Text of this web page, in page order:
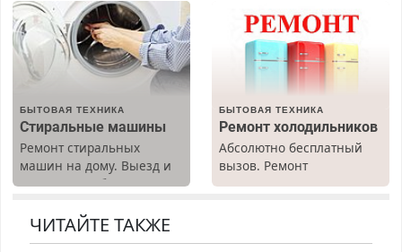
БЫТОВАЯ ТЕХНИКА
Стиральные машины
Ремонт стиральных
машин на дому. Выезд и
диагностика бесплатно.
БЫТОВАЯ ТЕХНИКА
Ремонт холодильников
Абсолютно бесплатный
вызов. Ремонт
холодильников всех
ЧИТАЙТЕ ТАКЖЕ